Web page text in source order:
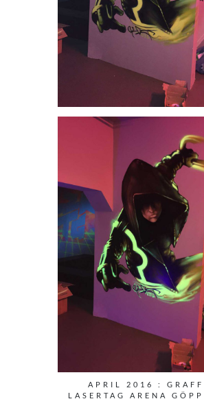
APRIL 2016 :
LASERTAG ARENA